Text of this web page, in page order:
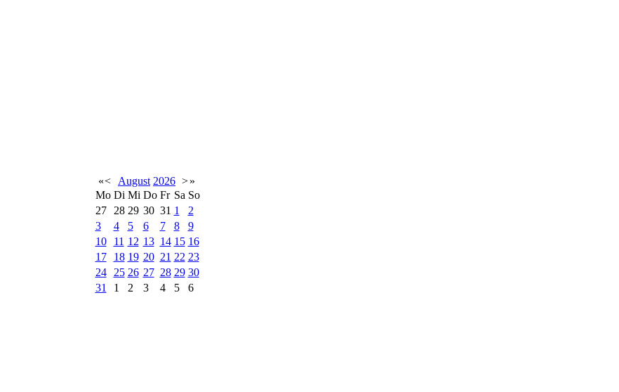
«< August 2026 >»
Mo Di Mi Do Fr Sa So
27
28 29 30 31 1
2
3
4 5 6 7 8
9
10
11 12 13 14 15 16
17
18 19 20 21 22 23
24
25 26 27 28 29 30
31
1 2 3 4 5 6